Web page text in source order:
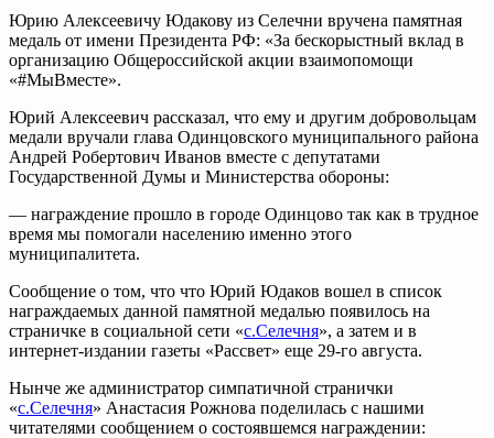
Юрию Алексеевичу Юдакову из Селечни вручена памятная
медаль от имени Президента РФ: «За бескорыстный вклад в
организацию Общероссийской акции взаимопомощи
«#МыВместе».
Юрий Алексеевич рассказал, что ему и другим добровольцам
медали вручали глава Одинцовского муниципального района
Андрей Робертович Иванов вместе с депутатами
Государственной Думы и Министерства обороны:
— награждение прошло в городе Одинцово так как в трудное
время мы помогали населению именно этого
муниципалитета.
Сообщение о том, что что Юрий Юдаков вошел в список
награждаемых данной памятной медалью появилось на
страничке в социальной сети «с.Селечня», а затем и в
интернет-издании газеты «Рассвет» еще 29-го августа.
Нынче же администратор симпатичной странички
«с.Селечня» Анастасия Рожнова поделилась с нашими
читателями сообщением о состоявшемся награждении: